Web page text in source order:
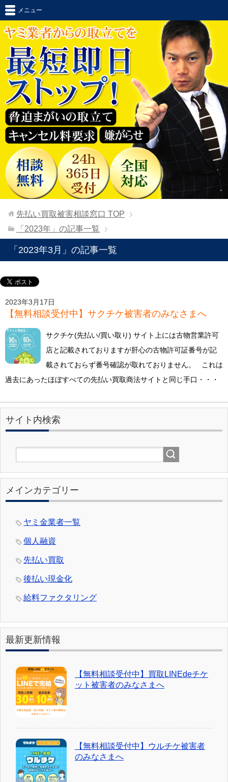
メニュー
先払い買取被害相談窓口 TOP
「2023年」の記事一覧
「2023年3月」の記事一覧
2023年3月17日
【無料相談受付中】サクチケ被害者のみなさまへ
サクチケ(先払い/買い取り) サイト上には古物営業許可
店と記載されておりますが肝心の古物許可証番号が記
載されておらず番号確認が取れておりません。 これは
過去にあったほぼすべての先払い買取商法サイトと同じ手口・・・
サイト内検索
メインカテゴリー
ヤミ金業者一覧
個人融資
先払い買取
後払い現金化
給料ファクタリング
最新更新情報
【無料相談受付中】買取LINEdeチケ
ット被害者のみなさまへ
【無料相談受付中】ウルチケ被害者
のみなさまへ